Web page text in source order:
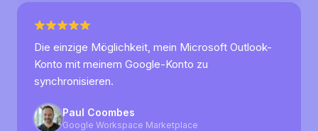
Die einzige Möglichkeit, mein Microsoft Outlook-
Konto mit meinem Google-Konto zu
synchronisieren.
Paul Coombes
Google Workspace Marketplace